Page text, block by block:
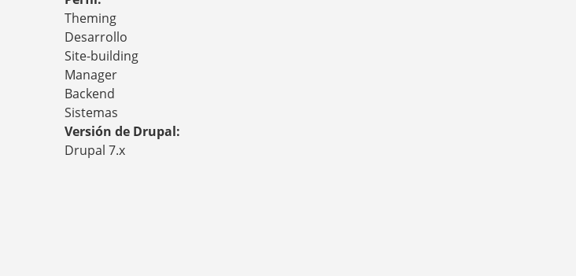
Theming
Desarrollo
Site-building
Manager
Backend
Sistemas
Versión de Drupal:
Drupal 7.x